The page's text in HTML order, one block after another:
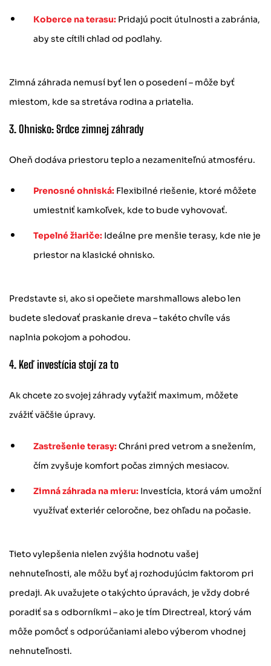
Koberce na terasu: Pridajú pocit útulnosti a zabránia,
aby ste cítili chlad od podlahy.
Zimná záhrada nemusí byť len o posedení – môže byť
miestom, kde sa stretáva rodina a priatelia.
3. Ohnisko: Srdce zimnej záhrady
Oheň dodáva priestoru teplo a nezameniteľnú atmosféru.
Prenosné ohniská: Flexibilné riešenie, ktoré môžete
umiestniť kamkoľvek, kde to bude vyhovovať.
Tepelné žiariče: Ideálne pre menšie terasy, kde nie je
priestor na klasické ohnisko.
Predstavte si, ako si opečiete marshmallows alebo len
budete sledovať praskanie dreva – takéto chvíle vás
naplnia pokojom a pohodou.
4. Keď investícia stojí za to
Ak chcete zo svojej záhrady vyťažiť maximum, môžete
zvážiť väčšie úpravy.
Zastrešenie terasy:Chráni pred vetrom a snežením,
čím zvyšuje komfort počas zimných mesiacov.
Zimná záhrada na mieru: Investícia, ktorá vám umožní
využívať exteriér celoročne, bez ohľadu na počasie.
Tieto vylepšenia nielen zvýšia hodnotu vašej
nehnuteľnosti, ale môžu byť aj rozhodujúcim faktorom pri
predaji. Ak uvažujete o takýchto úpravách, je vždy dobré
poradiť sa s odborníkmi – ako je tím Directreal, ktorý vám
môže pomôcť s odporúčaniami alebo výberom vhodnej
nehnuteľnosti.